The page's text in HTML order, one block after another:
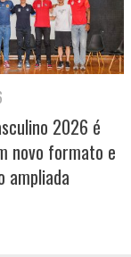
2026 é
novo formato e
ampliada